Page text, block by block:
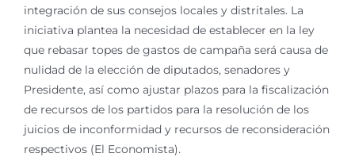
integración de sus consejos locales y distritales. La
iniciativa plantea la necesidad de establecer en la ley
que rebasar topes de gastos de campaña será causa de
nulidad de la elección de diputados, senadores y
Presidente, así como ajustar plazos para la fiscalización
de recursos de los partidos para la resolución de los
juicios de inconformidad y recursos de reconsideración
respectivos (El Economista).